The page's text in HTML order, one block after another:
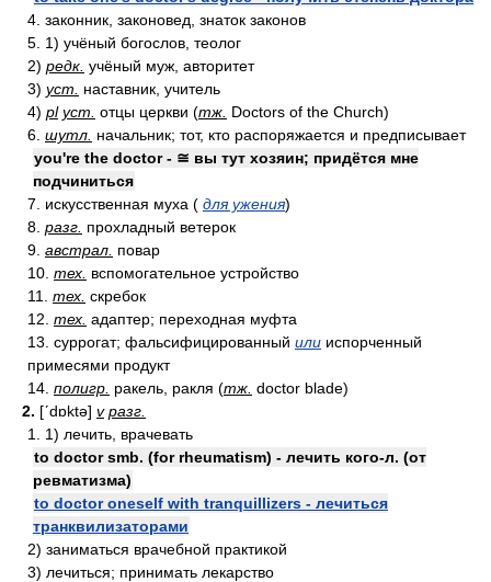
4. законник, законовед, знаток законов
5. 1) учёный богослов, теолог
2) редк. учёный муж, авторитет
3) уст.
наставник, учитель
4) pl уст. отцы церкви (тж. Doctors of the Church)
6. шутл. начальник; тот, кто распоряжается и предписывает
you're the doctor - ≅ вы тут хозяин; придётся мне
подчиниться
7. искусственная муха ( для ужения)
8. разг. прохладный ветерок
9. австрал. повар
10. тех. вспомогательное устройство
11. тех. скребок
12. тех. адаптер; переходная муфта
13. суррогат; фальсифицированный или испорченный
примесями продукт
14. полигр. ракель, ракля (тж. doctor blade)
2. [ʹdɒktə] v разг.
1. 1) лечить, врачевать
to doctor smb. (for rheumatism) - лечить кого-л. (от
ревматизма)
to doctor oneself with tranquillizers - лечиться
транквилизаторами
2) заниматься врачебной практикой
3) лечиться; принимать лекарство